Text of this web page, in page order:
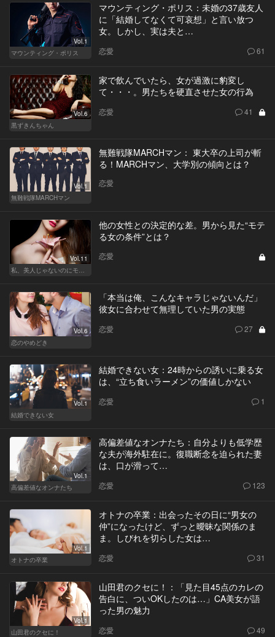
Vol.1
マウンティング・ポリス
マウンティング・ポリス：未婚の37歳友人
に「結婚してなくて可哀想」と言い放つ
女。しかし、実は夫と…
恋愛 61
Vol.6
黒ずきんちゃん
家で飲んでいたら、女が過激に豹変し
て・・・。男たちを硬直させた女の行為
恋愛 41
Vol.1
無難戦隊MARCHマン
無難戦隊MARCHマン： 東大卒の上司が斬
る！MARCHマン、大学別の傾向とは？
恋愛
Vol.11
他の女性との決定的な差。男から見た“モテ
る女の条件”とは？
恋愛
Vol.6
恋のやめどき
「本当は俺、こんなキャラじゃないんだ」
彼女に合わせて無理していた男の実態
恋愛 27
Vol.1
結婚できない女
結婚できない女：24時からの誘いに乗る女
は、“立ち食いラーメン”の価値しかない
恋愛 1
Vol.1
高偏差値なオンナたち
高偏差値なオンナたち：自分よりも低学歴
な夫が海外駐在に。復職断念を迫られた妻
は、口が滑って…
恋愛 123
Vol.1
オトナの卒業
オトナの卒業：出会ったその日に“男女の
仲”になったけど、ずっと曖昧な関係のま
ま。しびれを切らした女は…
恋愛 31
Vol.1
山田君のクセに！
山田君のクセに！：「見た目45点のカレの
告白に、ついOKしたのは…」CA美女が語
った男の魅力
恋愛 49